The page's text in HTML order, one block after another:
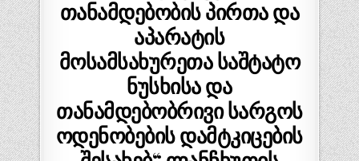
თანამდებობის პირთა და
აპარატის
მოსამსახურეთა საშტატო
ნუსხისა და
თანამდებობრივი სარგოს
ოდენობების დამტკიცების